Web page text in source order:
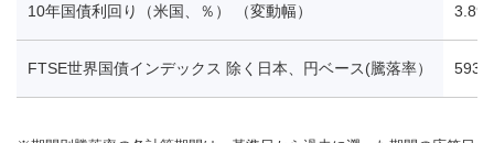
10年国債利回り（米国、％） （変動幅） 3.89
FTSE世界国債インデックス 除く日本、円ベース(騰落率）